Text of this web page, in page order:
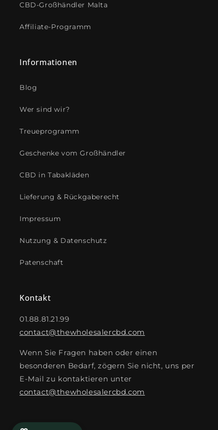
CBD-Großhändler Malta
Affiliate-Programm
Informationen
Blog
Wer sind wir?
Treueprogramm
Geschenke vom Großhändler
CBD in Tabakläden
Lieferung & Rückgaberecht
Impressum
Nutzung & Datenschutz
Patenschaft
Kontakt
01.88.81.21.99
contact@thewholesalercbd.com
Wenn Sie Fragen haben oder einen
besonderen Bedarf, zögern Sie nicht, uns per
E-Mail zu kontaktieren unter
contact@thewholesalercbd.com